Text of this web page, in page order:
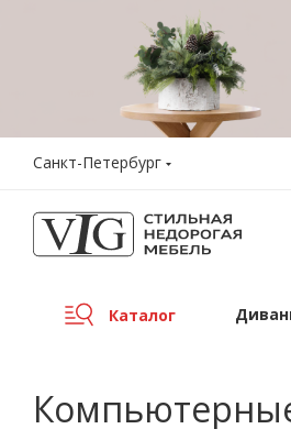
Санкт-Петербург
Каталог